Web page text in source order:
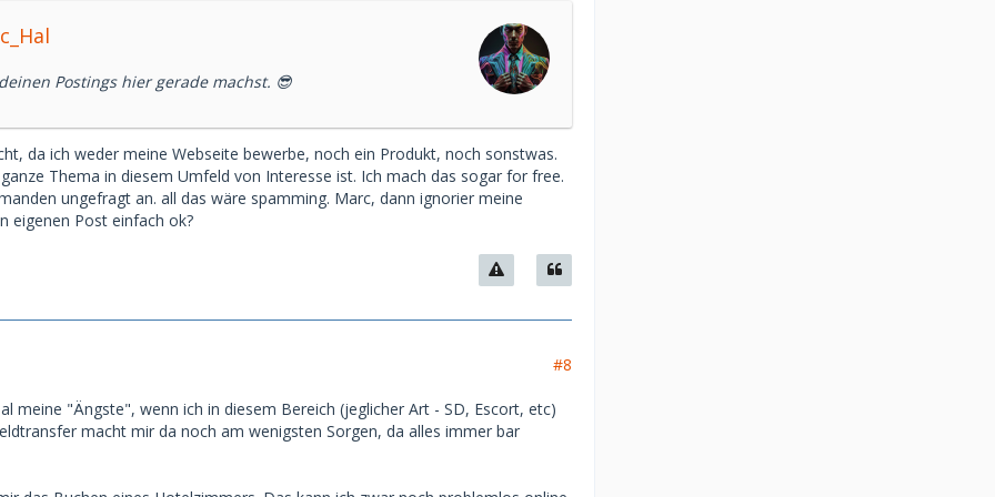
Postings hier gerade machst. 😎
da ich weder meine Webseite bewerbe, noch ein Produkt, noch sonstwas.
Thema in diesem Umfeld von Interesse ist. Ich mach das sogar for free.
ungefragt an. all das wäre spamming. Marc, dann ignorier meine
eigenen Post einfach ok?
#8
meine "Ängste", wenn ich in diesem Bereich (jeglicher Art - SD, Escort, etc)
macht mir da noch am wenigsten Sorgen, da alles immer bar